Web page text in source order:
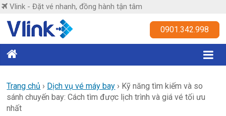
Skip
content
Vlink - Đặt vé nhanh, đồng hành tận tâm
Vlink
nhanh,
đồng
hành
0901.342.998
Trang chủ › Dịch vụ vé máy bay › Kỹ năng tìm kiếm và so
sánh chuyến bay: Cách tìm được lịch trình và giá vé tối ưu
nhất